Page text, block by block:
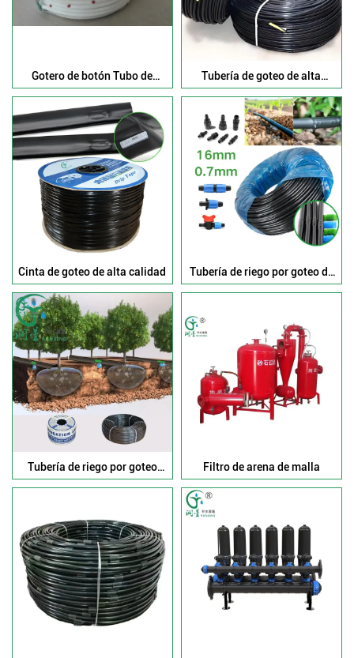
Gotero de botón Tubo de
goteo en línea
Tubería de goteo de alta
calidad al por mayor
Cinta de goteo de alta calidad
Tubería de riego por goteo de
alta calidad
Tubería de riego por goteo
subsuperficial con
Filtro de arena de malla